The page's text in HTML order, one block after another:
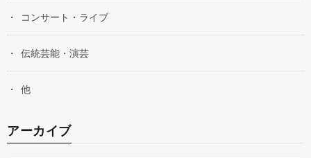
コンサート・ライブ
伝統芸能・演芸
他
アーカイブ